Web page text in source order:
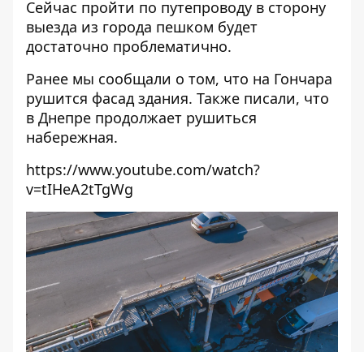
Сейчас пройти по путепроводу в сторону
выезда из города пешком будет
достаточно проблематично.
Ранее мы сообщали о том, что на Гончара
рушится фасад здания. Также писали, что
в Днепре продолжает рушиться
набережная.
https://www.youtube.com/watch?
v=tIHeA2tTgWg